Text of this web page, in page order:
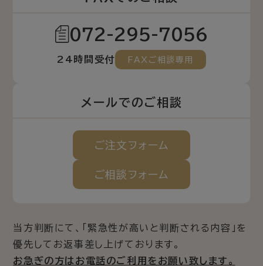
072-295-7056
24時間受付 FAXご相談専用
メールでのご相談
ご注文 フォーム
ご相談 フォーム
当方判断にて、「緊急性が高いと判断される内容」を
優先してお返事差し上げております。
お急ぎの方はお電話のご利用をお願い致します。